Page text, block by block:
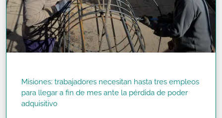
Misiones: trabajadores necesitan hasta tres empleos
para llegar a fin de mes ante la pérdida de poder
adquisitivo